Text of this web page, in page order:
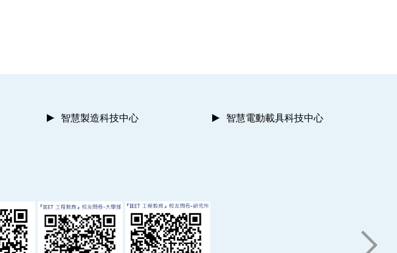
智慧製造科技中心 智慧電動載具科技中心